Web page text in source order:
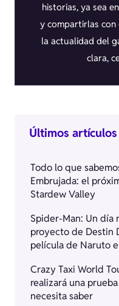
historias, ya sea
y compartirlas con
la actualidad del
clara,
Últimos artículos
Todo lo que
Embrujada: el
Stardew Valley
Spider-Man: Un
proyecto de Destin
película de Naruto
Crazy Taxi World
realizará una
necesita saber